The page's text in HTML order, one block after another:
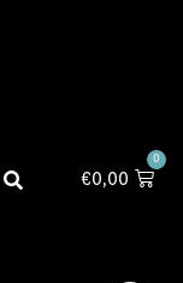
€0,00
0